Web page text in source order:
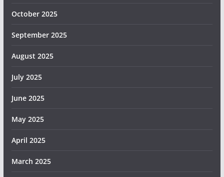
October 2025
September 2025
August 2025
July 2025
June 2025
May 2025
April 2025
March 2025